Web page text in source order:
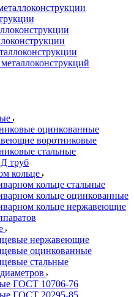
оцинкованные
воротниковые
стальные
труб
кольце
кольце стальные
кольце оцинкованные
кольце нержавеющие
нержавеющие
оцинкованные
стальные
ГОСТ 10706-76
ГОСТ 20295-85